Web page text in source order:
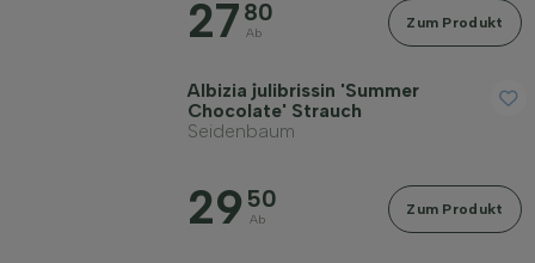
27 80
Ab
Zum Produkt
Albizia julibrissin 'Summer
Chocolate' Strauch
Seidenbaum
29 50
Ab
Zum Produkt